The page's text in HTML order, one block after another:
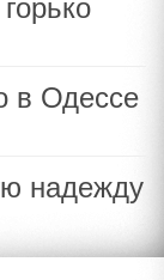
в Одессе
надежду